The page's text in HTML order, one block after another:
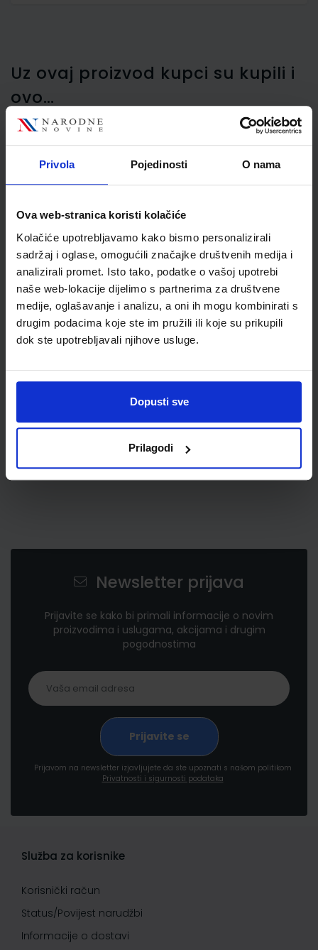
Privola Pojedinosti O nama
Ova web-stranica koristi kolačiće
Kolačiće upotrebljavamo kako bismo personalizirali
sadržaj i oglase, omogućili značajke društvenih medija i
analizirali promet. Isto tako, podatke o vašoj upotrebi
naše web-lokacije dijelimo s partnerima za društvene
medije, oglašavanje i analizu, a oni ih mogu kombinirati s
drugim podacima koje ste im pružili ili koje su prikupili
dok ste upotrebljavali njihove usluge.
Dopusti sve
Prilagodi
Uz ovaj proizvod kupci su kupili i
ovo…
do formata A4
Newsletter prijava
Prijavite se kako bi primali informacije o novim
proizvodima i uslugama, akcijama i drugim
pogodnostima
Prijavom na newsletter izjavljujete da ste upoznati s našom politikom
Privatnosti i sigurnosti podataka
Služba za korisnike
Korisnički račun
Status/Povijest narudžbi
Informacije o dostavi